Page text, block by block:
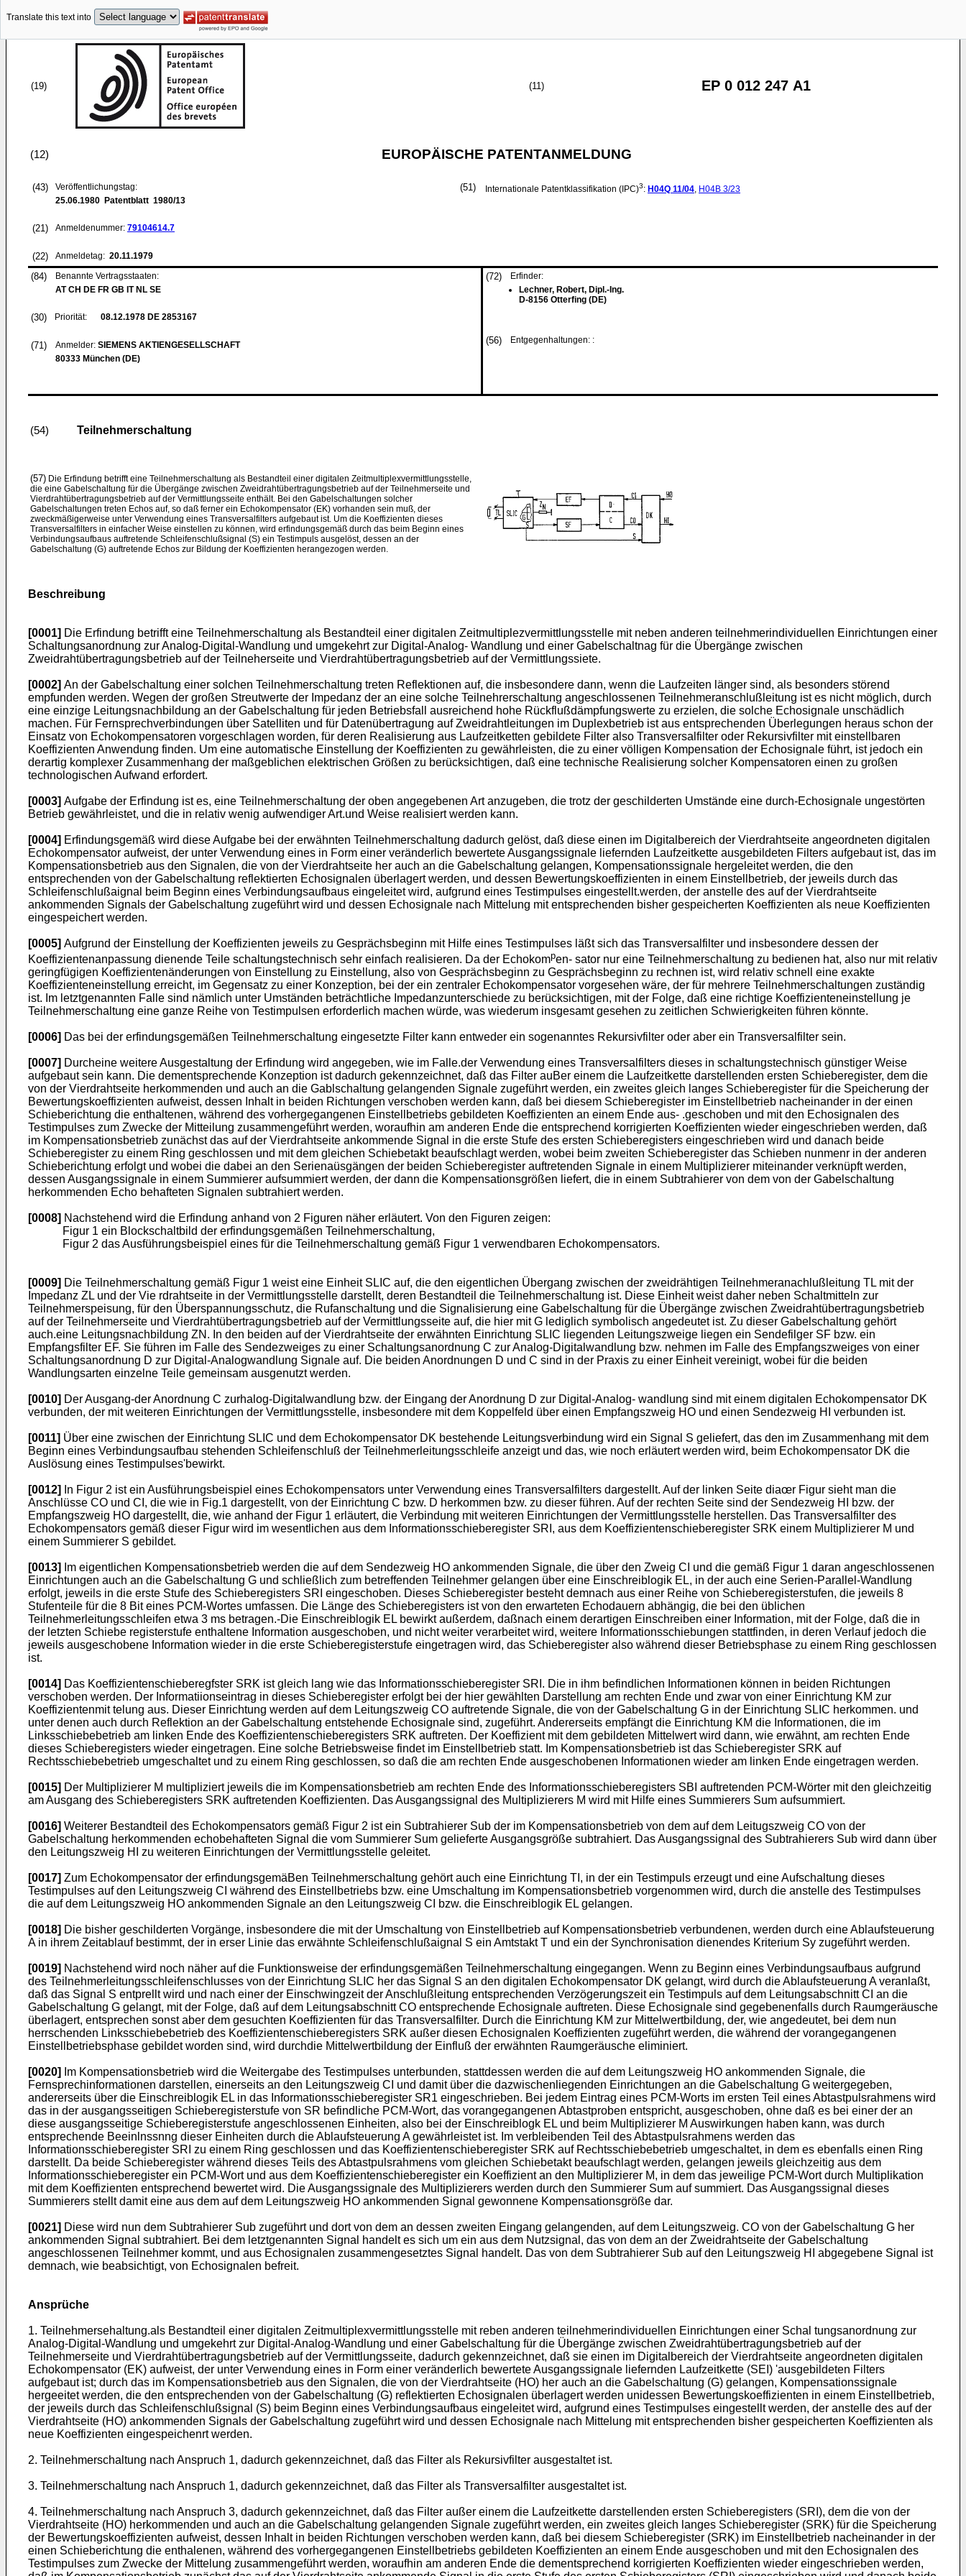
Translate this text into
(19) (11) EP 0 012 247 A1
(12) EUROPÄISCHE PATENTANMELDUNG
(43)
Veröffentlichungstag:
25.06.1980 Patentblatt 1980/13
(21) Anmeldenummer: 79104614.7
(22) Anmeldetag: 20.11.1979
(51) Internationale Patentklassifikation (IPC)3: H04Q 11/04, H04B 3/23
(84)
Benannte Vertragsstaaten:
AT CH DE FR GB IT NL SE
(30) Priorität: 08.12.1978 DE 2853167
(71) Anmelder: SIEMENS AKTIENGESELLSCHAFT
80333 München (DE)
(72)
Erfinder:
Lechner, Robert, Dipl.-Ing.
D-8156 Otterfing (DE)
(56) Entgegenhaltungen: :
(54) Teilnehmerschaltung
(57) Die Erfindung betrifft eine Teilnehmerschaltung als Bestandteil einer digitalen Zeitmultiplexvermittlungsstelle,
die eine Gabelschaltung für die Übergänge zwischen Zweidrahtübertragungsbetrieb auf der Teilnehmerseite und
Vierdrahtübertragungsbetrieb auf der Vermittlungsseite enthält. Bei den Gabelschaltungen solcher
Gabelschaltungen treten Echos auf, so daß ferner ein Echokompensator (EK) vorhanden sein muß, der
zweckmäßigerweise unter Verwendung eines Transversalfilters aufgebaut ist. Um die Koeffizienten dieses
Transversalfilters in einfacher Weise einstellen zu können, wird erfindungsgemäß durch das beim Beginn eines
Verbindungsaufbaus auftretende Schleifenschlußsignal (S) ein Testimpuls ausgelöst, dessen an der
Gabelschaltung (G) auftretende Echos zur Bildung der Koeffizienten herangezogen werden.
Beschreibung
[0001] Die Erfindung betrifft eine Teilnehmerschaltung als Bestandteil einer digitalen Zeitmultiplezvermittlungsstelle mit neben anderen teilnehmerindividuellen Einrichtungen einer
Schaltungsanordnung zur Analog-Digital-Wandlung und umgekehrt zur Digital-Analog- Wandlung und einer Gabelschaltnag für die Übergänge zwischen
Zweidrahtübertragungsbetrieb auf der Teilneherseite und Vierdrahtübertragungsbetrieb auf der Vermittlungssiete.
[0002] An der Gabelschaltung einer solchen Teilnehmerschaltung treten Reflektionen auf, die insbesondere dann, wenn die Laufzeiten länger sind, als besonders störend
empfunden werden. Wegen der großen Streutwerte der Impedanz der an eine solche Teilnehrerschaltung angeschlossenen Teilnehmeranschlußleitung ist es nicht möglich, durch
eine einzige Leitungsnachbildung an der Gabelschaltung für jeden Betriebsfall ausreichend hohe Rückflußdämpfungswerte zu erzielen, die solche Echosignale unschädlich
machen. Für Fernsprechverbindungen über Satelliten und für Datenübertragung auf Zweidrahtleitungen im Duplexbetrieb ist aus entsprechenden Überlegungen heraus schon der
Einsatz von Echokompensatoren vorgeschlagen worden, für deren Realisierung aus Laufzeitketten gebildete Filter also Transversalfilter oder Rekursivfilter mit einstellbaren
Koeffizienten Anwendung finden. Um eine automatische Einstellung der Koeffizienten zu gewährleisten, die zu einer völligen Kompensation der Echosignale führt, ist jedoch ein
derartig komplexer Zusammenhang der maßgeblichen elektrischen Größen zu berücksichtigen, daß eine technische Realisierung solcher Kompensatoren einen zu großen
technologischen Aufwand erfordert.
[0003] Aufgabe der Erfindung ist es, eine Teilnehmerschaltung der oben angegebenen Art anzugeben, die trotz der geschilderten Umstände eine durch-Echosignale ungestörten
Betrieb gewährleistet, und die in relativ wenig aufwendiger Art.und Weise realisiert werden kann.
[0004] Erfindungsgemäß wird diese Aufgabe bei der erwähnten Teilnehmerschaltung dadurch gelöst, daß diese einen im Digitalbereich der Vierdrahtseite angeordneten digitalen
Echokompensator aufweist, der unter Verwendung eines in Form einer veränderlich bewertete Ausgangssignale liefernden Laufzeitkette ausgebildeten Filters aufgebaut ist, das im
Kompensationsbetrieb aus den Signalen, die von der Vierdrahtseite her auch an die Gabelschaltung gelangen, Kompensationssignale hergeleitet werden, die den
entsprechenden von der Gabelschaltung reflektierten Echosignalen überlagert werden, und dessen Bewertungskoeffizienten in einem Einstellbetrieb, der jeweils durch das
Schleifenschlußaignal beim Beginn eines Verbindungsaufbaus eingeleitet wird, aufgrund eines Testimpulses eingestellt.werden, der anstelle des auf der Vierdrahtseite
ankommenden Signals der Gabelschaltung zugeführt wird und dessen Echosignale nach Mittelung mit entsprechenden bisher gespeicherten Koeffizienten als neue Koeffizienten
eingespeichert werden.
[0005] Aufgrund der Einstellung der Koeffizienten jeweils zu Gesprächsbeginn mit Hilfe eines Testimpulses läßt sich das Transversalfilter und insbesondere dessen der
Koeffizientenanpassung dienende Teile schaltungstechnisch sehr einfach realisieren. Da der Echokompen- sator nur eine Teilnehmerschaltung zu bedienen hat, also nur mit relativ
geringfügigen Koeffizientenänderungen von Einstellung zu Einstellung, also von Gesprächsbeginn zu Gesprächsbeginn zu rechnen ist, wird relativ schnell eine exakte
Koeffizienteneinstellung erreicht, im Gegensatz zu einer Konzeption, bei der ein zentraler Echokompensator vorgesehen wäre, der für mehrere Teilnehmerschaltungen zuständig
ist. Im letztgenannten Falle sind nämlich unter Umständen beträchtliche Impedanzunterschiede zu berücksichtigen, mit der Folge, daß eine richtige Koeffizienteneinstellung je
Teilnehmerschaltung eine ganze Reihe von Testimpulsen erforderlich machen würde, was wiederum insgesamt gesehen zu zeitlichen Schwierigkeiten führen könnte.
[0006] Das bei der erfindungsgemäßen Teilnehmerschaltung eingesetzte Filter kann entweder ein sogenanntes Rekursivfilter oder aber ein Transversalfilter sein.
[0007] Durcheine weitere Ausgestaltung der Erfindung wird angegeben, wie im Falle.der Verwendung eines Transversalfilters dieses in schaltungstechnisch günstiger Weise
aufgebaut sein kann. Die dementsprechende Konzeption ist dadurch gekennzeichnet, daß das Filter auBer einem die Laufzeitkette darstellenden ersten Schieberegister, dem die
von der Vierdrahtseite herkommenden und auch an die Gablschaltung gelangenden Signale zugeführt werden, ein zweites gleich langes Schieberegister für die Speicherung der
Bewertungskoeffizienten aufweist, dessen Inhalt in beiden Richtungen verschoben werden kann, daß bei diesem Schieberegister im Einstellbetrieb nacheinander in der einen
Schieberichtung die enthaltenen, während des vorhergegangenen Einstellbetriebs gebildeten Koeffizienten an einem Ende aus- .geschoben und mit den Echosignalen des
Testimpulses zum Zwecke der Mitteilung zusammengeführt werden, woraufhin am anderen Ende die entsprechend korrigierten Koeffizienten wieder eingeschrieben werden, daß
im Kompensationsbetrieb zunächst das auf der Vierdrahtseite ankommende Signal in die erste Stufe des ersten Schieberegisters eingeschrieben wird und danach beide
Schieberegister zu einem Ring geschlossen und mit dem gleichen Schiebetakt beaufschlagt werden, wobei beim zweiten Schieberegister das Schieben nunmenr in der anderen
Schieberichtung erfolgt und wobei die dabei an den Serienaüsgängen der beiden Schieberegister auftretenden Signale in einem Multiplizierer miteinander verknüpft werden,
dessen Ausgangssignale in einem Summierer aufsummiert werden, der dann die Kompensationsgrößen liefert, die in einem Subtrahierer von dem von der Gabelschaltung
herkommenden Echo behafteten Signalen subtrahiert werden.
[0008] Nachstehend wird die Erfindung anhand von 2 Figuren näher erläutert. Von den Figuren zeigen:
Figur 1 ein Blockschaltbild der erfindungsgemäßen Teilnehmerschaltung,
Figur 2 das Ausführungsbeispiel eines für die Teilnehmerschaltung gemäß Figur 1 verwendbaren Echokompensators.
[0009] Die Teilnehmerschaltung gemäß Figur 1 weist eine Einheit SLIC auf, die den eigentlichen Übergang zwischen der zweidrähtigen Teilnehmeranachlußleitung TL mit der
Impedanz ZL und der Vie rdrahtseite in der Vermittlungsstelle darstellt, deren Bestandteil die Teilnehmerschaltung ist. Diese Einheit weist daher neben Schaltmitteln zur
Teilnehmerspeisung, für den Überspannungsschutz, die Rufanschaltung und die Signalisierung eine Gabelschaltung für die Übergänge zwischen Zweidrahtübertragungsbetrieb
auf der Teilnehmerseite und Vierdrahtübertragungsbetrieb auf der Vermittlungsseite auf, die hier mit G lediglich symbolisch angedeutet ist. Zu dieser Gabelschaltung gehört
auch.eine Leitungsnachbildung ZN. In den beiden auf der Vierdrahtseite der erwähnten Einrichtung SLIC liegenden Leitungszweige liegen ein Sendefilger SF bzw. ein
Empfangsfilter EF. Sie führen im Falle des Sendezweiges zu einer Schaltungsanordnung C zur Analog-Digitalwandlung bzw. nehmen im Falle des Empfangszweiges von einer
Schaltungsanordnung D zur Digital-Analogwandlung Signale auf. Die beiden Anordnungen D und C sind in der Praxis zu einer Einheit vereinigt, wobei für die beiden
Wandlungsarten einzelne Teile gemeinsam ausgenutzt werden.
[0010] Der Ausgang-der Anordnung C zurhalog-Digitalwandlung bzw. der Eingang der Anordnung D zur Digital-Analog- wandlung sind mit einem digitalen Echokompensator DK
verbunden, der mit weiteren Einrichtungen der Vermittlungsstelle, insbesondere mit dem Koppelfeld über einen Empfangszweig HO und einen Sendezweig HI verbunden ist.
[0011] Über eine zwischen der Einrichtung SLIC und dem Echokompensator DK bestehende Leitungsverbindung wird ein Signal S geliefert, das den im Zusammenhang mit dem
Beginn eines Verbindungsaufbau stehenden Schleifenschluß der Teilnehmerleitungsschleife anzeigt und das, wie noch erläutert werden wird, beim Echokompensator DK die
Auslösung eines Testimpulses'bewirkt.
[0012]
In Figur 2 ist ein Ausführungsbeispiel eines Echokompensators unter Verwendung eines Transversalfilters dargestellt. Auf der linken Seite diaœr Figur sieht man die
Anschlüsse CO und CI, die wie in Fig.1 dargestellt, von der Einrichtung C bzw. D herkommen bzw. zu dieser führen. Auf der rechten Seite sind der Sendezweig HI bzw. der
Empfangszweig HO dargestellt, die, wie anhand der Figur 1 erläutert, die Verbindung mit weiteren Einrichtungen der Vermittlungsstelle herstellen. Das Transversalfilter des
Echokompensators gemäß dieser Figur wird im wesentlichen aus dem Informationsschieberegister SRI, aus dem Koeffizientenschieberegister SRK einem Multiplizierer M und
einem Summierer S gebildet.
[0013]
Im eigentlichen Kompensationsbetrieb werden die auf dem Sendezweig HO ankommenden Signale, die über den Zweig CI und die gemäß Figur 1 daran angeschlossenen
Einrichtungen auch an die Gabelschaltung G und schließlich zum betreffenden Teilnehmer gelangen über eine Einschreiblogik EL, in der auch eine Serien-Parallel-Wandlung
erfolgt, jeweils in die erste Stufe des Schieberegisters SRI eingeschoben. Dieses Schieberegister besteht demnach aus einer Reihe von Schieberegisterstufen, die jeweils 8
Stufenteile für die 8 Bit eines PCM-Wortes umfassen. Die Länge des Schieberegisters ist von den erwarteten Echodauern abhängig, die bei den üblichen
Teilnehmerleitungsschleifen etwa 3 ms betragen.-Die Einschreiblogik EL bewirkt außerdem, daßnach einem derartigen Einschreiben einer Information, mit der Folge, daß die in
der letzten Schiebe registerstufe enthaltene Information ausgeschoben, und nicht weiter verarbeitet wird, weitere Informationsschiebungen stattfinden, in deren Verlauf jedoch die
jeweils ausgeschobene Information wieder in die erste Schieberegisterstufe eingetragen wird, das Schieberegister also während dieser Betriebsphase zu einem Ring geschlossen
ist.
[0014] Das Koeffizientenschieberegfster SRK ist gleich lang wie das Informationsschieberegister SRI. Die in ihm befindlichen Informationen können in beiden Richtungen
verschoben werden. Der Informatiionseintrag in dieses Schieberegister erfolgt bei der hier gewählten Darstellung am rechten Ende und zwar von einer Einrichtung KM zur
Koeffizientenmit telung aus. Dieser Einrichtung werden auf dem Leitungszweig CO auftretende Signale, die von der Gabelschaltung G in der Einrichtung SLIC herkommen. und
unter denen auch durch Reflektion an der Gabelschaltung entstehende Echosignale sind, zugeführt. Andererseits empfängt die Einrichtung KM die Informationen, die im
Linksschiebebetrieb am linken Ende des Koeffizientenschieberegisters SRK auftreten. Der Koeffizient mit dem gebildeten Mittelwert wird dann, wie erwähnt, am rechten Ende
dieses Schieberegisters wieder eingetragen. Eine solche Betriebsweise findet im Einstellbetrieb statt. Im Kompensationsbetrieb ist das Schieberegister SRK auf
Rechtsschiebebetrieb umgeschaltet und zu einem Ring geschlossen, so daß die am rechten Ende ausgeschobenen Informationen wieder am linken Ende eingetragen werden.
[0015] Der Multiplizierer M multipliziert jeweils die im Kompensationsbetrieb am rechten Ende des Informationsschieberegisters SBI auftretenden PCM-Wörter mit den gleichzeitig
am Ausgang des Schieberegisters SRK auftretenden Koeffizienten. Das Ausgangssignal des Multiplizierers M wird mit Hilfe eines Summierers Sum aufsummiert.
[0016] Weiterer Bestandteil des Echokompensators gemäß Figur 2 ist ein Subtrahierer Sub der im Kompensationsbetrieb von dem auf dem Leitugszweig CO von der
Gabelschaltung herkommenden echobehafteten Signal die vom Summierer Sum gelieferte Ausgangsgröße subtrahiert. Das Ausgangssignal des Subtrahierers Sub wird dann über
den Leitungszweig HI zu weiteren Einrichtungen der Vermittlungsstelle geleitet.
[0017] Zum Echokompensator der erfindungsgemäBen Teilnehmerschaltung gehört auch eine Einrichtung TI, in der ein Testimpuls erzeugt und eine Aufschaltung dieses
Testimpulses auf den Leitungszweig CI während des Einstellbetriebs bzw. eine Umschaltung im Kompensationsbetrieb vorgenommen wird, durch die anstelle des Testimpulses
die auf dem Leitungszweig HO ankommenden Signale an den Leitungszweig CI bzw. die Einschreiblogik EL gelangen.
[0018] Die bisher geschilderten Vorgänge, insbesondere die mit der Umschaltung von Einstellbetrieb auf Kompensationsbetrieb verbundenen, werden durch eine Ablaufsteuerung
A in ihrem Zeitablauf bestimmt, der in erser Linie das erwähnte Schleifenschlußaignal S ein Amtstakt T und ein der Synchronisation dienendes Kriterium Sy zugeführt werden.
[0019] Nachstehend wird noch näher auf die Funktionsweise der erfindungsgemäßen Teilnehmerschaltung eingegangen. Wenn zu Beginn eines Verbindungsaufbaus aufgrund
des Teilnehmerleitungsschleifenschlusses von der Einrichtung SLIC her das Signal S an den digitalen Echokompensator DK gelangt, wird durch die Ablaufsteuerung A veranlaßt,
daß das Signal S entprellt wird und nach einer der Einschwingzeit der Anschlußleitung entsprechenden Verzögerungszeit ein Testimpuls auf dem Leitungsabschnitt CI an die
Gabelschaltung G gelangt, mit der Folge, daß auf dem Leitungsabschnitt CO entsprechende Echosignale auftreten. Diese Echosignale sind gegebenenfalls durch Raumgeräusche
überlagert, entsprechen sonst aber dem gesuchten Koeffizienten für das Transversalfilter. Durch die Einrichtung KM zur Mittelwertbildung, der, wie angedeutet, bei dem nun
herrschenden Linksschiebebetrieb des Koeffizientenschieberegisters SRK außer diesen Echosignalen Koeffizienten zugeführt werden, die während der vorangegangenen
Einstellbetriebsphase gebildet worden sind, wird durchdie Mittelwertbildung der Einfluß der erwähnten Raumgeräusche eliminiert.
[0020]
Im Kompensationsbetrieb wird die Weitergabe des Testimpulses unterbunden, stattdessen werden die auf dem Leitungszweig HO ankommenden Signale, die
Fernsprechinformationen darstellen, einerseits an den Leitungszweig CI und damit über die dazwischenliegenden Einrichtungen an die Gabelschaltung G weitergegeben,
andererseits über die Einschreiblogik EL in das Informationsschieberegister SR1 eingeschrieben. Bei jedem Eintrag eines PCM-Worts im ersten Teil eines Abtastpulsrahmens wird
das in der ausgangsseitigen Schieberegisterstufe von SR befindliche PCM-Wort, das vorangegangenen Abtastproben entspricht, ausgeschoben, ohne daß es bei einer der an
diese ausgangsseitige Schieberegisterstufe angeschlossenen Einheiten, also bei der Einschreiblogk EL und beim Multiplizierer M Auswirkungen haben kann, was durch
entsprechende Beeinlnssnng dieser Einheiten durch die Ablaufsteuerung A gewährleistet ist. Im verbleibenden Teil des Abtastpulsrahmens werden das
Informationsschieberegister SRI zu einem Ring geschlossen und das Koeffizientenschieberegister SRK auf Rechtsschiebebetrieb umgeschaltet, in dem es ebenfalls einen Ring
darstellt. Da beide Schieberegister während dieses Teils des Abtastpulsrahmens vom gleichen Schiebetakt beaufschlagt werden, gelangen jeweils gleichzeitig aus dem
Informationsschieberegister ein PCM-Wort und aus dem Koeffizientenschieberegister ein Koeffizient an den Multiplizierer M, in dem das jeweilige PCM-Wort durch Multiplikation
mit dem Koeffizienten entsprechend bewertet wird. Die Ausgangssignale des Multiplizierers werden durch den Summierer Sum auf summiert. Das Ausgangssignal dieses
Summierers stellt damit eine aus dem auf dem Leitungszweig HO ankommenden Signal gewonnene Kompensationsgröße dar.
[0021] Diese wird nun dem Subtrahierer Sub zugeführt und dort von dem an dessen zweiten Eingang gelangenden, auf dem Leitungszweig. CO von der Gabelschaltung G her
ankommenden Signal subtrahiert. Bei dem letztgenannten Signal handelt es sich um ein aus dem Nutzsignal, das von dem an der Zweidrahtseite der Gabelschaltung
angeschlossenen Teilnehmer kommt, und aus Echosignalen zusammengesetztes Signal handelt. Das von dem Subtrahierer Sub auf den Leitungszweig HI abgegebene Signal ist
demnach, wie beabsichtigt, von Echosignalen befreit.
Ansprüche
1. Teilnehmersehaltung.als Bestandteil einer digitalen Zeitmultiplexvermittlungsstelle mit reben anderen teilnehmerindividuellen Einrichtungen einer Schal tungsanordnung zur
Analog-Digital-Wandlung und umgekehrt zur Digital-Analog-Wandlung und einer Gabelschaltung für die Übergänge zwischen Zweidrahtübertragungsbetrieb auf der
Teilnehmerseite und Vierdrahtübertragungsbetrieb auf der Vermittlungsseite, dadurch gekennzeichnet, daß sie einen im Digitalbereich der Vierdrahtseite angeordneten digitalen
Echokompensator (EK) aufweist, der unter Verwendung eines in Form einer veränderlich bewertete Ausgangssignale liefernden Laufzeitkette (SEI) 'ausgebildeten Filters
aufgebaut ist; durch das im Kompensationsbetrieb aus den Signalen, die von der Vierdrahtseite (HO) her auch an die Gabelschaltung (G) gelangen, Kompensationssignale
hergeeitet werden, die den entsprechenden von der Gabelschaltung (G) reflektierten Echosignalen überlagert werden unidessen Bewertungskoeffizienten in einem Einstellbetrieb,
der jeweils durch das Schleifenschlußsignal (S) beim Beginn eines Verbindungsaufbaus eingeleitet wird, aufgrund eines Testimpulses eingestellt werden, der anstelle des auf der
Vierdrahtseite (HO) ankommenden Signals der Gabelschaltung zugeführt wird und dessen Echosignale nach Mittelung mit entsprechenden bisher gespeicherten Koeffizienten als
neue Koeffizienten eingespeichenrt werden.
2. Teilnehmerschaltung nach Anspruch 1, dadurch gekennzeichnet, daß das Filter als Rekursivfilter ausgestaltet ist.
3. Teilnehmerschaltung nach Anspruch 1, dadurch gekennzeichnet, daß das Filter als Transversalfilter ausgestaltet ist.
4. Teilnehmerschaltung nach Anspruch 3, dadurch gekennzeichnet, daß das Filter außer einem die Laufzeitkette darstellenden ersten Schieberegisters (SRI), dem die von der
Vierdrahtseite (HO) herkommenden und auch an die Gabelschaltung gelangenden Signale zugeführt werden, ein zweites gleich langes Schieberegister (SRK) für die Speicherung
der Bewertungskoeffizienten aufweist, dessen Inhalt in beiden Richtungen verschoben werden kann, daß bei diesem Schieberegister (SRK) im Einstellbetrieb nacheinander in der
einen Schieberichtung die enthalenen, während des vorhergegangenen Einstellbetriebs gebildeten Koeffizienten an einem Ende ausgeschoben und mit den Echosignalen des
Testimpulses zum Zwecke der Mittelung zusammengeführt werden, woraufhin am anderen Ende die dementsprechend korrigierten Koeffizienten wieder eingeschrieben werden,